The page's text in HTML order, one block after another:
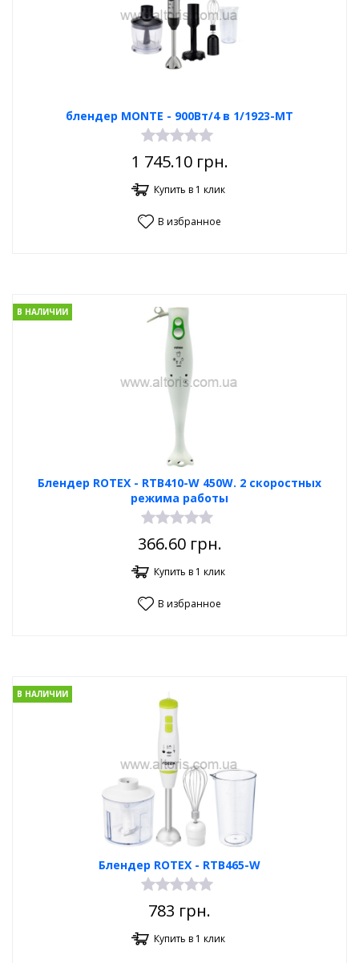
блендер MONTE - 900Вт/4 в 1/1923-MT
1 745.10грн.
Купить в 1 клик
В избранное
Блендер ROTEX - RTB410-W 450W. 2 скоростных
режима работы
В НАЛИЧИИ
366.60грн.
Купить в 1 клик
В избранное
Блендер ROTEX - RTB465-W
В НАЛИЧИИ
783 грн.
Купить в 1 клик